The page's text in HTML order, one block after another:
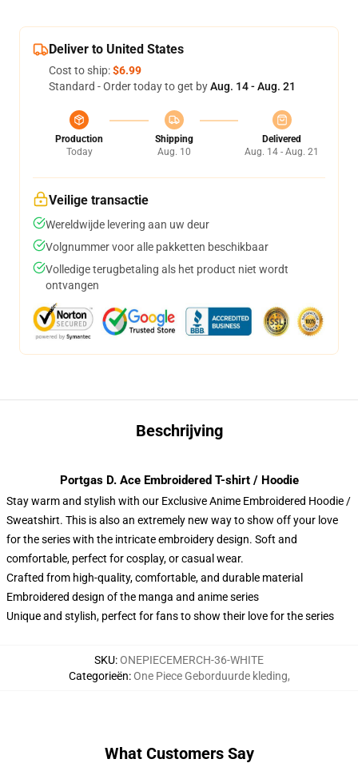
Deliver to United States
Cost to ship:$6.99
Standard - Order today to get byAug. 14 - Aug. 21
Production
Today
Shipping
Aug. 10
Delivered
Aug. 14 - Aug. 21
Veilige transactie
Wereldwijde levering aan uw deur
Volgnummer voor alle pakketten beschikbaar
Volledige terugbetaling als het product niet wordt
ontvangen
Beschrijving
Portgas D. Ace Embroidered T-shirt / Hoodie
Stay warm and stylish with our Exclusive Anime Embroidered Hoodie /
Sweatshirt. This is also an extremely new way to show off your love
for the series with the intricate embroidery design. Soft and
comfortable, perfect for cosplay, or casual wear.
Crafted from high-quality, comfortable, and durable material
Embroidered design of the manga and anime series
Unique and stylish, perfect for fans to show their love for the series
SKU:ONEPIECEMERCH-36-WHITE
Categorieën:One Piece Geborduurde kleding,
What Customers Say